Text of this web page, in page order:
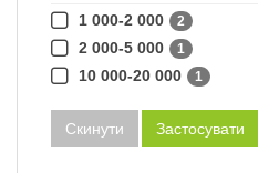
1 000-2 000
2
2 000-5 000 1
10 000-20 000 1
Скинути Застосувати